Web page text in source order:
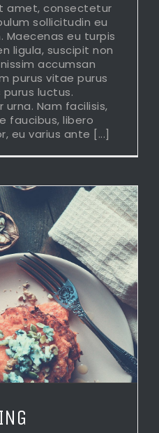
amet, consectetur
sollicitudin eu
Maecenas eu turpis
ligula, suscipit non
accumsan
purus vitae purus
luctus.
Nam facilisis,
faucibus, libero
eu varius ante [...]